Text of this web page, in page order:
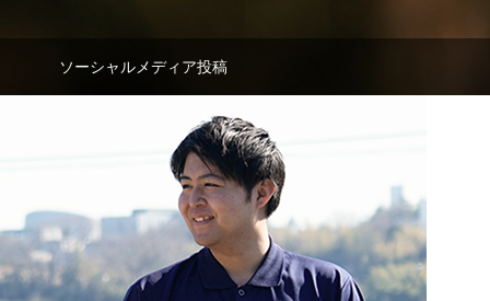
農業のどのようなと
ろに、魅力を感じてい
・天候・IT・建築・
・世界情勢・言語な
あらゆることに精通
、常に勉強や分析、工
続けていなければな
3月25日
用している農業従事
の「今の声」をお届け
ています。
回は、「xarvio®
っていましたが、プロのトレーナーの指導は
人間の体にとって最も重要ともいえるお米
を、父が作ってくれていたのだと、恥ずかし
ながらそのとき初めて気づきました。ちょう
どその頃、父が肩を怪我してしまい、落ち込
む姿を見ていられず、就農を決意しました。
現在は、53ヘクタールの農地で水稲を栽培し
ています。
Q. これまでで一番大変だったことはどのよ
ていました。私（姉の
普通高校に進学しまし
たのですが、あんまり
ンとくるものがありま
んでした。そんな中、
から妹と一緒に親の手
いをしてきた農業のこ
を思い返し、「やはり
ューション
の xarvio デジタルフ
ーミングソリューショ
や農薬製品を活用して
る農業従事者の「今の
声」をお届けしていま
す。
ソーシャルメディア投稿